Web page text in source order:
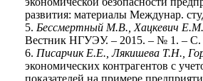
развития: материалы Междунар.
5. Бессмертный М.В., Хацкевич Е.М.
Вестник НГУЭУ. – 2015. – № 1. – С.
6. Писарчик Е.Е., Лякишева Т.Н.,
экономических контрагентов с